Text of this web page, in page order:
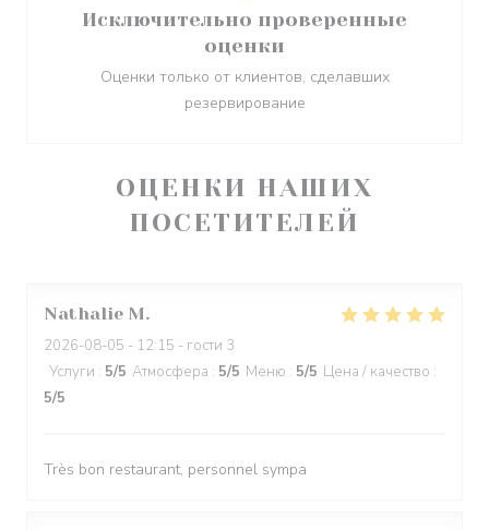
ОЦЕНКИ НАШИХ
ПОСЕТИТЕЛЕЙ
Nathalie M
2026-08-05 - 12:15 - гости 3
Услуги : 5/5 Атмосфера : 5/5 Меню : 5/5 Цена / качество :
5/5
Très bon restaurant, personnel sympa
Исключительно проверенные
оценки
Оценки только от клиентов, сделавших
резервирование